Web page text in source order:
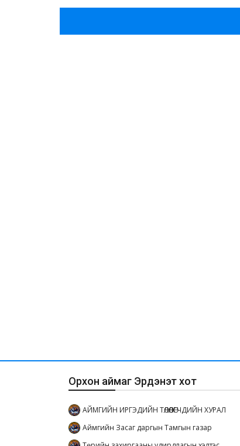
Орхон аймаг Эрдэнэт хот
АЙМГИЙН ИРГЭДИЙН ТӨЛӨӨЛӨГЧДИЙН ХУРАЛ
Аймгийн Засаг даргын Тамгын газар